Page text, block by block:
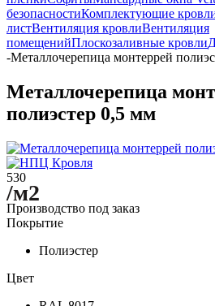
безопасностиКомплектующие
листВентиляция кровлиВентиляция
помещенийПлоскозаливные кровли
-Металлочерепица монтеррей
Металлочерепица
полиэстер 0,5 мм
530
/м2
Производство под заказ
Покрытие
Полиэстер
Цвет